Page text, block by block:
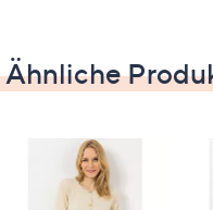
Pflege
Ähnliche